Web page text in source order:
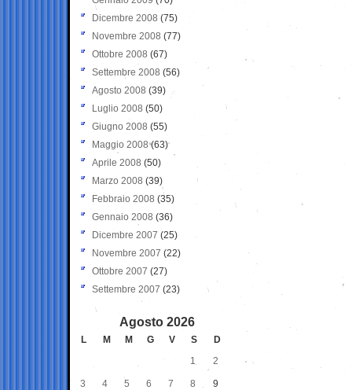
Dicembre 2008 (75)
Novembre 2008 (77)
Ottobre 2008 (67)
Settembre 2008 (56)
Agosto 2008 (39)
Luglio 2008 (50)
Giugno 2008 (55)
Maggio 2008(63)
Aprile 2008 (50)
Marzo 2008 (39)
Febbraio 2008 (35)
Gennaio 2008 (36)
Dicembre 2007 (25)
Novembre 2007 (22)
Ottobre 2007 (27)
Settembre 2007 (23)
Agosto 2026
L M M G V S
D
1
2
3 4 5 6 7 8 9